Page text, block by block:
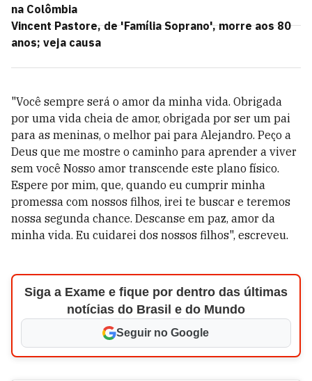
na Colômbia
Vincent Pastore, de 'Família Soprano', morre aos 80
anos; veja causa
"Você sempre será o amor da minha vida. Obrigada
por uma vida cheia de amor, obrigada por ser um pai
para as meninas, o melhor pai para Alejandro. Peço a
Deus que me mostre o caminho para aprender a viver
sem você Nosso amor transcende este plano físico.
Espere por mim, que, quando eu cumprir minha
promessa com nossos filhos, irei te buscar e teremos
nossa segunda chance. Descanse em paz, amor da
minha vida. Eu cuidarei dos nossos filhos", escreveu.
Siga a Exame e fique por dentro das últimas
notícias do Brasil e do Mundo
Seguir no Google